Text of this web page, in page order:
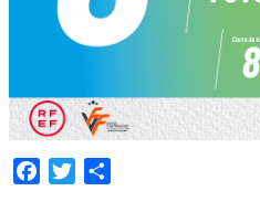
Facebook
Twitter